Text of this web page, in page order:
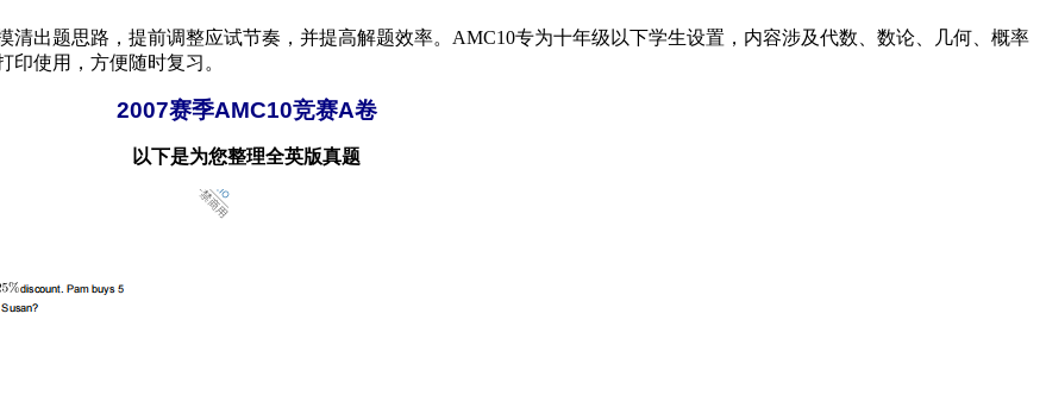
出题思路，提前调整应试节奏，并提高解题效率。AMC10专为十年级以下学生设置，内容涉及代数、数论、几何、概率
使用，方便随时复习。
2007赛季AMC10竞赛A卷
以下是为您整理全英版真题